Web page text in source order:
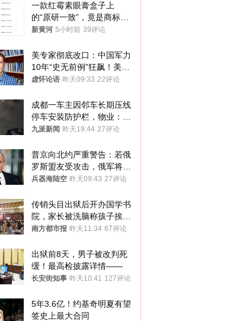
一款红霉素眼膏盒子上
的“原研一致”，竟是商标！
律师：极易误导消费者；网
新黄河 5小时前 39评论
美专家彻底改口：中国军力
10年“史无前例”狂飙！美军
真慌了
虚怀论语 昨天09:33 22评论
成都一车主因邻车长期压线
停车安装防护栏，物业：不
建议装护栏，也会影响自身
九派新闻 昨天19:44 27评论
普京向北约严重警告：若俄
罗斯盟友受攻击，俄军将动
用核武器保护
兵器海陆空 昨天09:43 27评论
传销头目出狱后开办国学书
院，家长被洗脑称孩子挨打
才有效果
南方都市报 昨天11:34 67评论
出狱前8天，男子被改判死
缓！最高检披露详情——
长安街知事 昨天10:41 127评论
5年3.6亿！约基奇明夏有望
签史上最大合同